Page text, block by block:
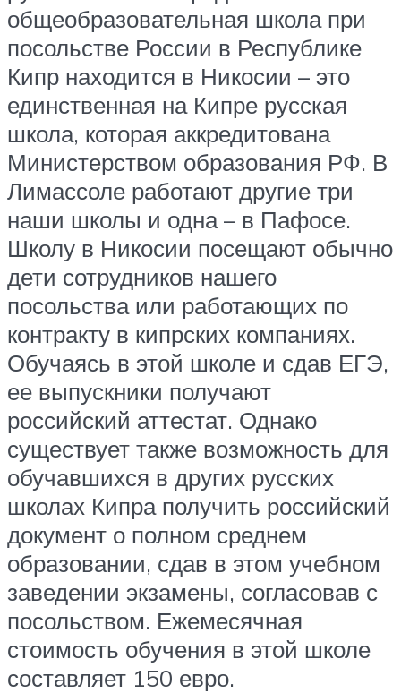
общеобразовательная школа при
посольстве России в Республике
Кипр находится в Никосии – это
единственная на Кипре русская
школа, которая аккредитована
Министерством образования РФ. В
Лимассоле работают другие три
наши школы и одна – в Пафосе.
Школу в Никосии посещают обычно
дети сотрудников нашего
посольства или работающих по
контракту в кипрских компаниях.
Обучаясь в этой школе и сдав ЕГЭ,
ее выпускники получают
российский аттестат. Однако
существует также возможность для
обучавшихся в других русских
школах Кипра получить российский
документ о полном среднем
образовании, сдав в этом учебном
заведении экзамены, согласовав с
посольством. Ежемесячная
стоимость обучения в этой школе
составляет 150 евро.